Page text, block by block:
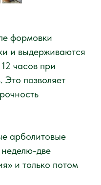
формовки
и выдерживаются
часов при
Это позволяет
арболитовые
две
и только потом